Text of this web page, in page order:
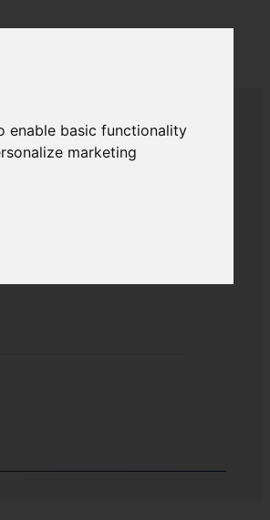
enable basic functionality
marketing